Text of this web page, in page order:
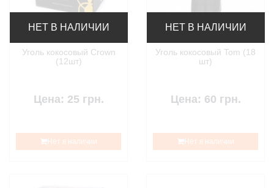
НЕТ В НАЛИЧИИ
Уголь кокосовый Crown
(12шт)
Цена: 25 грн.
Нет в наличии
НЕТ В НАЛИЧИИ
Уголь кокосовый Tom (18
шт)
Цена: 60 грн.
Нет в наличии